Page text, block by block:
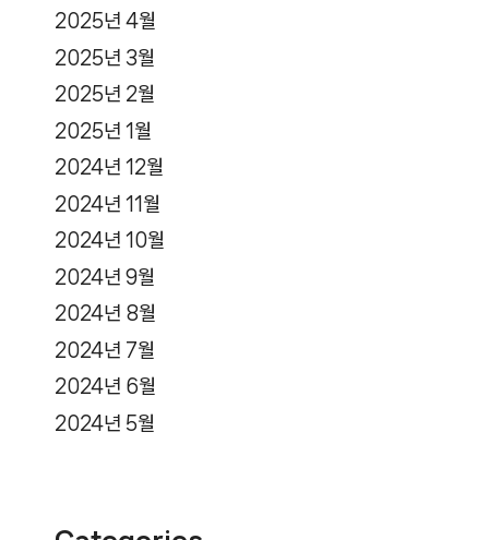
2025년 4월
2025년 3월
2025년 2월
2025년 1월
2024년 12월
2024년 11월
2024년 10월
2024년 9월
2024년 8월
2024년 7월
2024년 6월
2024년 5월